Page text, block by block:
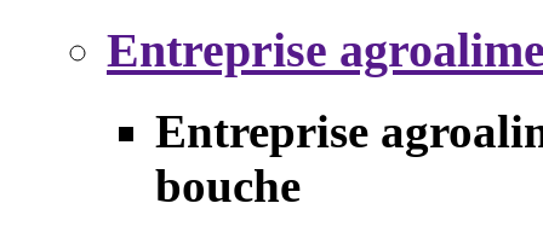
Entreprise
Entreprise
bouche